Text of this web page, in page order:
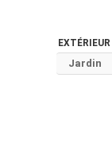
EXTÉRIEUR
Jardin